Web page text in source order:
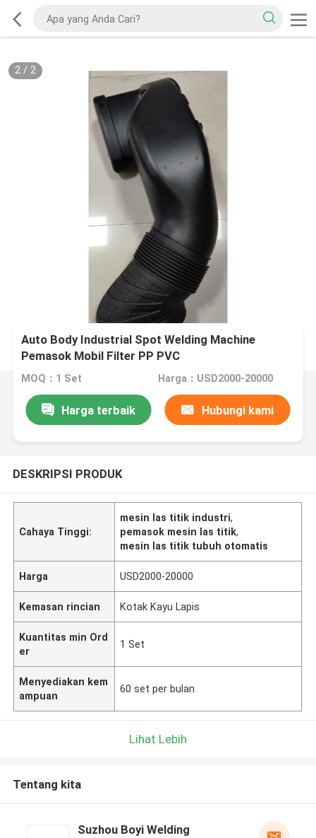
2/ 2
Auto Body Industrial Spot Welding Machine
Pemasok Mobil Filter PP PVC
MOQ：1 Set Harga：USD2000-20000
Harga terbaik Hubungi kami
DESKRIPSI PRODUK
Cahaya Tinggi:
mesin las titik industri,
pemasok mesin las titik,
mesin las titik tubuh otomatis
Harga USD2000-20000
Kemasan rincian Kotak Kayu Lapis
Kuantitas min Ord
er
1 Set
Menyediakan kem
ampuan
60 set per bulan
Lihat Lebih
Tentang kita
Suzhou Boyi Welding